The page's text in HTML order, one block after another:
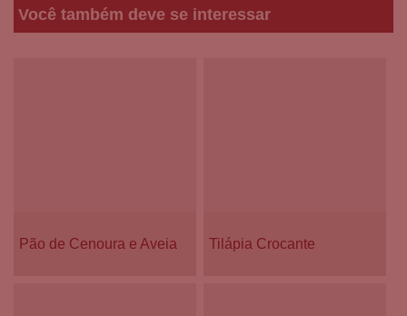
Você também deve se interessar
Pão de Cenoura e Aveia Tilápia Crocante